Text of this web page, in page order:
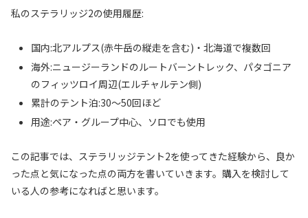
私のステラリッジ2の使用履歴:
国内:北アルプス(赤牛岳の縦走を含む)・北海道で複数回
海外:ニュージーランドのルートバーントレック、パタゴニア
のフィッツロイ周辺(エルチャルテン側)
累計のテント泊:30〜50回ほど
用途:ペア・グループ中心、ソロでも使用
この記事では、ステラリッジテント2を使ってきた経験から、良か
った点と気になった点の両方を書いていきます。購入を検討して
いる人の参考になればと思います。